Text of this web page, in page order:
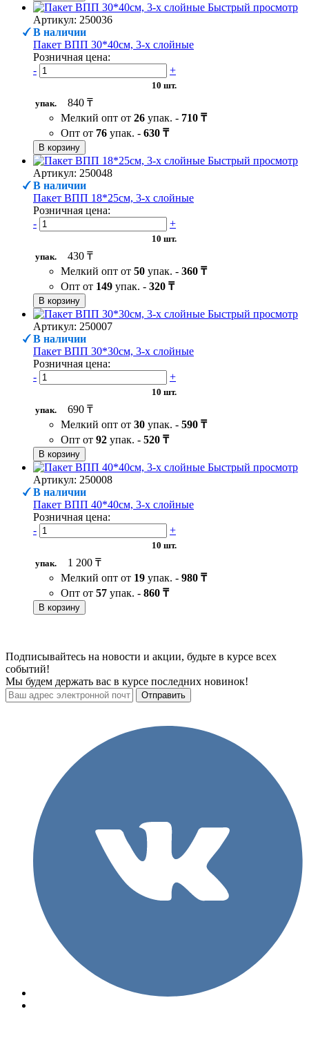
Быстрый просмотр
Артикул: 250036
В наличии
Пакет ВПП 30*40см, 3-х слойные
Розничная цена:
-
+
10 шт.
упак.
840 ₸
Мелкий опт от 26 упак. - 710 ₸
Опт от 76 упак. - 630 ₸
В корзину
Быстрый просмотр
Артикул: 250048
В наличии
Пакет ВПП 18*25см, 3-х слойные
Розничная цена:
-
+
10 шт.
упак.
430 ₸
Мелкий опт от 50 упак. - 360 ₸
Опт от 149 упак. - 320 ₸
В корзину
Быстрый просмотр
Артикул: 250007
В наличии
Пакет ВПП 30*30см, 3-х слойные
Розничная цена:
-
+
10 шт.
упак.
690 ₸
Мелкий опт от 30 упак. - 590 ₸
Опт от 92 упак. - 520 ₸
В корзину
Быстрый просмотр
Артикул: 250008
В наличии
Пакет ВПП 40*40см, 3-х слойные
Розничная цена:
-
+
10 шт.
упак.
1 200 ₸
Мелкий опт от 19 упак. - 980 ₸
Опт от 57 упак. - 860 ₸
В корзину
Подписывайтесь на новости и акции, будьте в курсе всех
событий!
Мы будем держать вас в курсе последних новинок!